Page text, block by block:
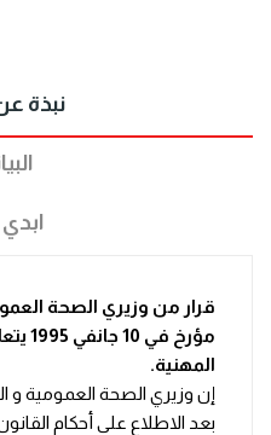
نبذة
قرار من وزيري الصحة
مؤرخ
المهنية.
إن وزيري الصحة العمومية و